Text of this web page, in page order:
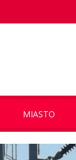
MIASTO